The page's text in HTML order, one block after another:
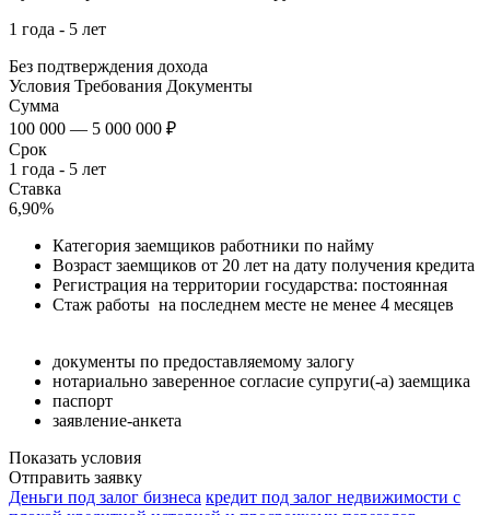
1 года - 5 лет
Без подтверждения дохода
Условия Требования Документы
Сумма
100 000 — 5 000 000 ₽
Срок
1 года - 5 лет
Ставка
6,90%
Категория заемщиков работники по найму
Возраст заемщиков от 20 лет на дату получения кредита
Регистрация на территории государства: постоянная
Стаж работы на последнем месте не менее 4 месяцев
документы по предоставляемому залогу
нотариально заверенное согласие супруги(-а) заемщика
паспорт
заявление-анкета
Показать условия
Отправить заявку
Деньги под залог бизнеса кредит под залог недвижимости с